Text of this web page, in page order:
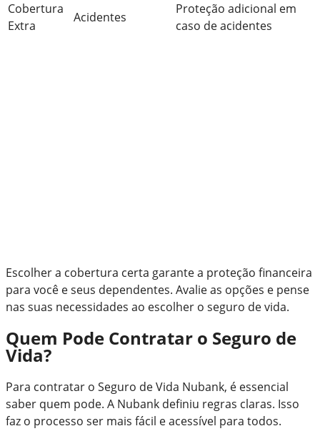
Cobertura
Extra
Acidentes
Proteção adicional em
caso de acidentes
Escolher a cobertura certa garante a proteção financeira
para você e seus dependentes. Avalie as opções e pense
nas suas necessidades ao escolher o seguro de vida.
Quem Pode Contratar o Seguro de
Vida?
Para contratar o Seguro de Vida Nubank, é essencial
saber quem pode. A Nubank definiu regras claras. Isso
faz o processo ser mais fácil e acessível para todos.